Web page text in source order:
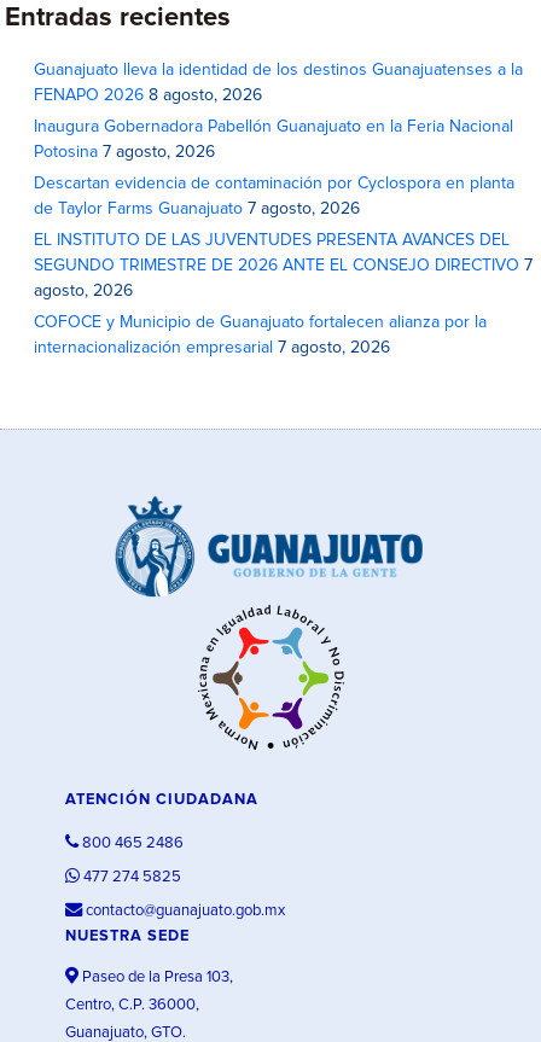
Entradas recientes
Guanajuato lleva la identidad de los destinos Guanajuatenses a la
FENAPO 2026 8 agosto, 2026
Inaugura Gobernadora Pabellón Guanajuato en la Feria Nacional
Potosina 7 agosto, 2026
Descartan evidencia de contaminación por Cyclospora en planta
de Taylor Farms Guanajuato 7 agosto, 2026
EL INSTITUTO DE LAS JUVENTUDES PRESENTA AVANCES DEL
SEGUNDO TRIMESTRE DE 2026 ANTE EL CONSEJO DIRECTIVO 7
agosto, 2026
COFOCE y Municipio de Guanajuato fortalecen alianza por la
internacionalización empresarial 7 agosto, 2026
ATENCIÓN CIUDADANA
800 465 2486
477 274 5825
contacto@guanajuato.gob.mx
NUESTRA SEDE
Paseo de la Presa 103,
Centro, C.P. 36000,
Guanajuato, GTO.